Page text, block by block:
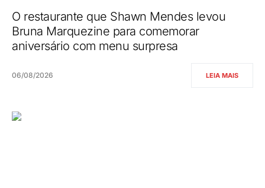
O restaurante que Shawn Mendes levou
Bruna Marquezine para comemorar
aniversário com menu surpresa
06/08/2026 LEIA MAIS